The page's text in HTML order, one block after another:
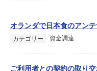
オランダで日本食のアン
カテゴリー 資金調達
ご利用者との契約の取り